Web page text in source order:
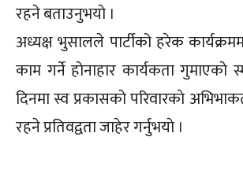
रहने बताउनुभयाे ।
अध्यक्ष भुसालले पार्टीको हरेक
काम गर्ने हाेनाहार कार्यकता गुमाएकाे
दिनमा स्व प्रकासकाे परिवारकाे
रहने प्रतिवद्वता जाहेर गर्नुभयाे ।